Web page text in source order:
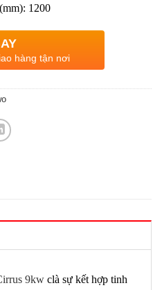
1200
hàng tận nơi
9kw clà sự kết hợp tinh